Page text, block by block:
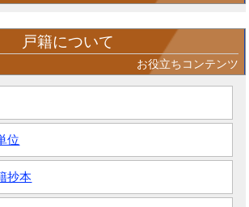
戸籍について
お役立ちコンテンツ
位
抄本